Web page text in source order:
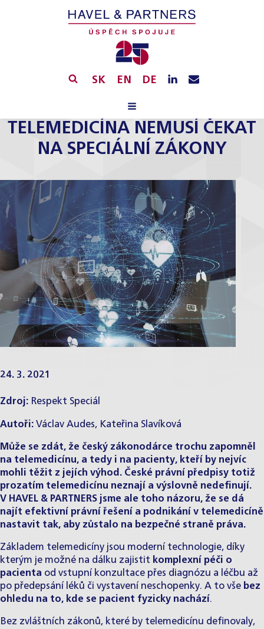
SK EN DE
TELEMEDICÍNA NEMUSÍ ČEKAT
NA SPECIÁLNÍ ZÁKONY
24. 3. 2021
Zdroj: Respekt Speciál
Autoři: Václav Audes, Kateřina Slavíková
Může se zdát, že český zákonodárce trochu zapomněl
na telemedicínu, a tedy i na pacienty, kteří by nejvíc
mohli těžit z jejích výhod. České právní předpisy totiž
prozatím telemedicínu neznají a výslovně nedefinují.
V HAVEL & PARTNERS jsme ale toho názoru, že se dá
najít efektivní právní řešení a podnikání v telemedicíně
nastavit tak, aby zůstalo na bezpečné straně práva.
Základem telemedicíny jsou moderní technologie, díky
kterým je možné na dálku zajistit komplexní péči o
pacienta od vstupní konzultace přes diagnózu a léčbu až
po předepsání léků či vystavení neschopenky. A to vše bez
ohledu na to, kde se pacient fyzicky nachází.
Bez zvláštních zákonů, které by telemedicínu definovaly,